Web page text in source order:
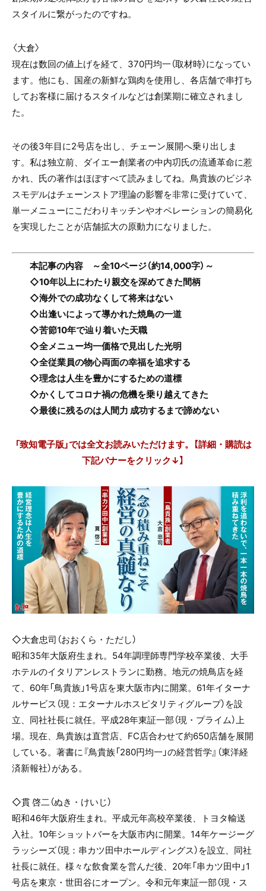
スタイルに繋がったのですね。
〈大倉〉
現在は数回の値上げを経て、370円均一（取材時）になってい
ます。他にも、国産の新鮮な鶏肉を使用し、各店舗で串打ち
してお客様に届けるスタイルなどは創業期に確立されまし
た。
その後3年目に2号店を出し、チェーン展開へ乗り出しま
す。私は独立前、ダイエー創業者の中内㓛氏の流通革命に惹
かれ、氏の著作はほぼすべて読みましてね。鳥貴族のビジネ
スモデルはチェーンストア理論の影響を非常に受けていて、
単一メニューにこだわりキッチンやオペレーションの簡易化
を実現したことが店舗拡大の原動力になりました。
本記事の内容 ～全10ページ（約14,000字）～
◇10年以上にわたり親交を深めてきた間柄
◇海外での成功なくして将来はない
◇出逢いによって導かれた焼鳥の一道
◇苦節10年で辿り着いた天職
◇全メニュー均一価格で見出した光明
◇全従業員の物心両面の幸福を追求する
◇理念は人生を豊かにするための道標
◇かくしてコロナ禍の危機を乗り越えてきた
◇最後に残るのは人間力 成功するまで諦めない
「致知電子版」では全文お読みいただけます。【詳細・購読は
下記バナーをクリック↓】
◇大倉忠司（おおくら・ただし）
昭和35年大阪府生まれ。54年調理師専門学校卒業後、大手
ホテルのイタリアンレストランに勤務。地元の焼鳥店を経
て、60年「鳥貴族」1号店を東大阪市内に開業。61年イターナ
ルサービス（現：エターナルホスピタリティグループ）を設
立、同社社長に就任。平成28年東証一部（現・プライム）上
場。現在、鳥貴族は直営店、FC店合わせて約650店舗を展開
している。著書に『鳥貴族「280円均一」の経営哲学』（東洋経
済新報社）がある。
◇貫 啓二（ぬき・けいじ）
昭和46年大阪府生まれ。平成元年高校卒業後、トヨタ輸送
入社。10年ショットバーを大阪市内に開業。14年ケージーグ
ラッシーズ（現：串カツ田中ホールディングス）を設立、同社
社長に就任。様々な飲食業を営んだ後、20年「串カツ田中」1
号店を東京・世田谷にオープン。令和元年東証一部（現・ス